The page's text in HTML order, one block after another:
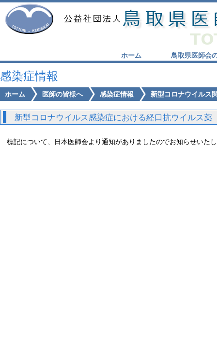
ホーム 鳥取県医師会
感染症情報
ホーム 医師の皆様へ 感染症情報 新型コロナウイルス
新型コロナウイルス感染症における経口抗ウイルス
標記について、日本医師会より通知がありましたのでお知らせいた